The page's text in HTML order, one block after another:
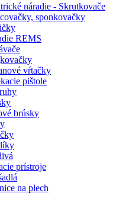
náradie - Skrutkovače
sponkovačky
REMS
vŕtačky
pištole
brúsky
prístroje
na plech